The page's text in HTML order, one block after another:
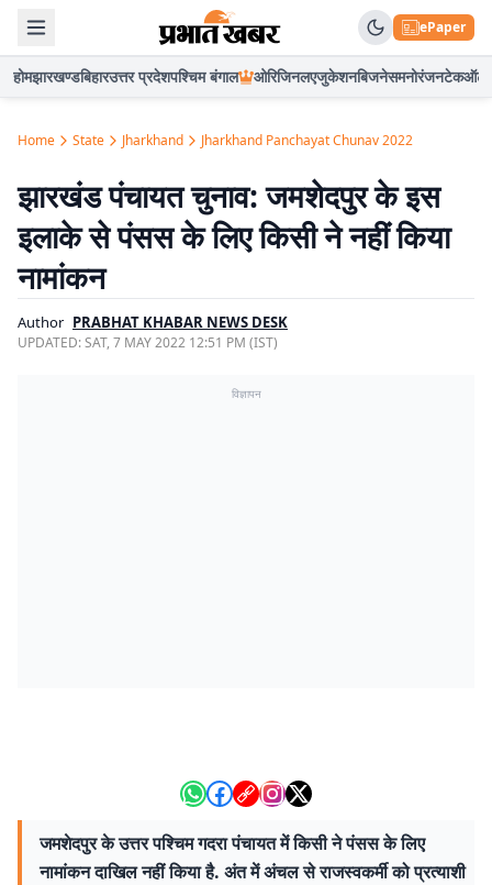
ePaper
होमझारखण्डबिहारउत्तर प्रदेशपश्चिम बंगाल ओरिजिनलएजुकेशनबिजनेसमनोरंजनटेकऑटो
Home State Jharkhand Jharkhand Panchayat Chunav 2022
झारखंड पंचायत चुनाव: जमशेदपुर के इस
इलाके से पंसस के लिए किसी ने नहीं किया
नामांकन
Author PRABHAT KHABAR NEWS DESK
UPDATED:SAT, 7 MAY 2022 12:51 PM (IST)
विज्ञापन
जमशेदपुर के उत्तर पश्चिम गदरा पंचायत में किसी ने पंसस के लिए
नामांकन दाखिल नहीं किया है. अंत में अंचल से राजस्वकर्मी को प्रत्याशी